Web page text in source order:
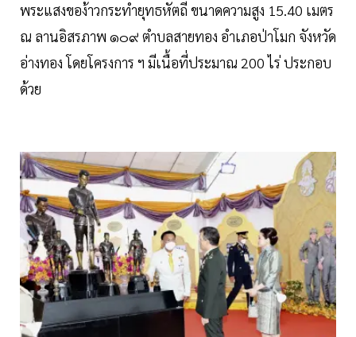
พระแสงของ้าวกระทำยุทธหัตถี ขนาดความสูง 15.40 เมตร
ณ ลานอิสรภาพ ๑๐๙ ตำบลสายทอง อำเภอป่าโมก จังหวัด
อ่างทอง โดยโครงการ ฯ มีเนื้อที่ประมาณ 200 ไร่ ประกอบ
ด้วย